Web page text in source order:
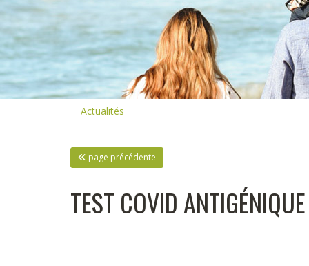
Actualités
page précédente
TEST COVID ANTIGÉNIQUE